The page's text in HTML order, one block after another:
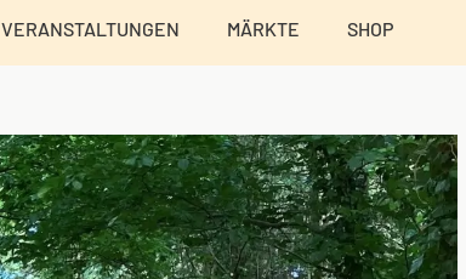
VERANSTALTUNGEN MÄRKTE SHOP